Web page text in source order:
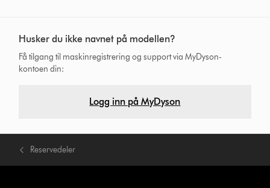
Husker du ikke navnet på modellen?
Få tilgang til maskinregistrering og support via MyDyson-
kontoen din:
Logg inn på MyDyson
Reservedeler